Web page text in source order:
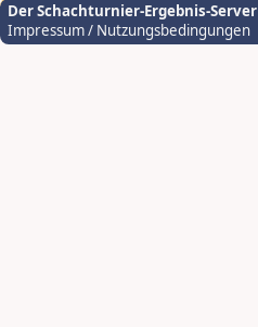
Der Schachturnier-Ergebnis-Server
Impressum / Nutzungsbedingungen